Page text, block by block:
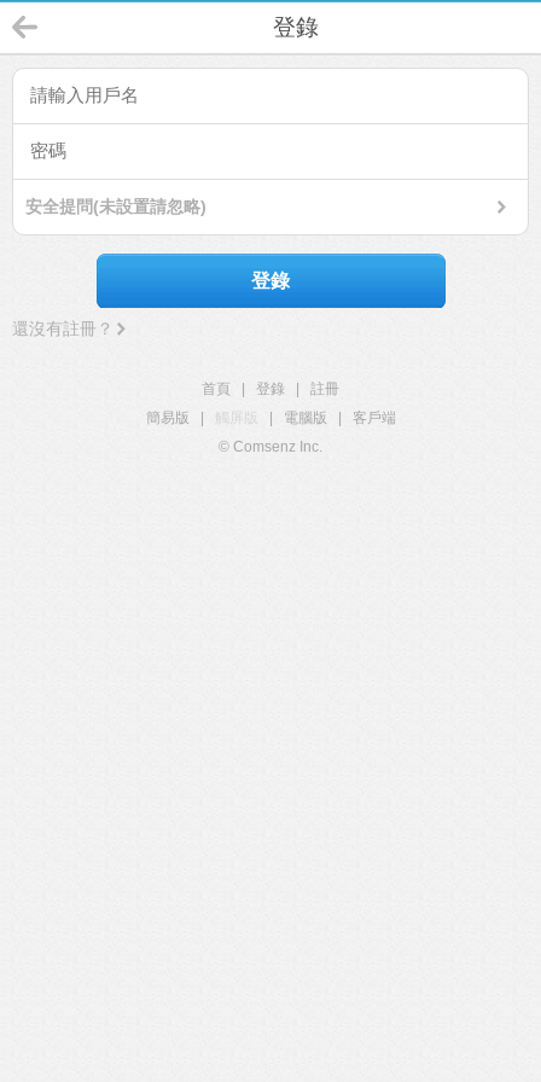
登錄
安全提問(未設置請忽略)
登錄
還沒有註冊？
首頁 登錄
註冊
簡易版
觸屏版 電腦版
客戶端
© Comsenz Inc.